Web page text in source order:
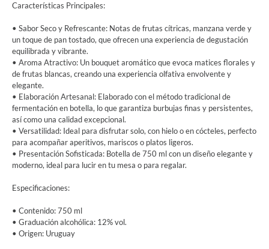
Características Principales:
• Sabor Seco y Refrescante: Notas de frutas cítricas, manzana verde y
un toque de pan tostado, que ofrecen una experiencia de degustación
equilibrada y vibrante.
• Aroma Atractivo: Un bouquet aromático que evoca matices florales y
de frutas blancas, creando una experiencia olfativa envolvente y
elegante.
• Elaboración Artesanal: Elaborado con el método tradicional de
fermentación en botella, lo que garantiza burbujas finas y persistentes,
así como una calidad excepcional.
• Versatilidad: Ideal para disfrutar solo, con hielo o en cócteles, perfecto
para acompañar aperitivos, mariscos o platos ligeros.
• Presentación Sofisticada: Botella de 750 ml con un diseño elegante y
moderno, ideal para lucir en tu mesa o para regalar.
Especificaciones:
• Contenido: 750 ml
• Graduación alcohólica: 12% vol.
• Origen: Uruguay